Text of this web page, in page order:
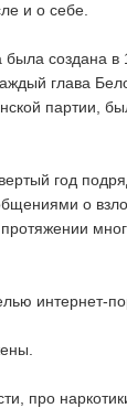
и о себе.
создана в
глава
партии,
год
о
интернет-
про